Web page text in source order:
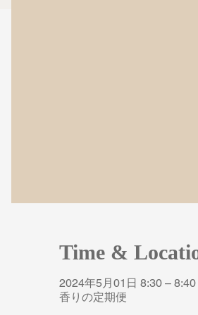
Time &
2024年5月01日 8:30 – 8:40
香りの定期便